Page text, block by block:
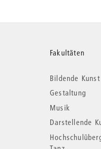
Fakultäten
Bildende Kunst
Gestaltung
Musik
Darstellende